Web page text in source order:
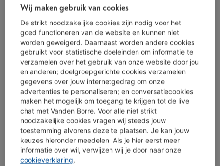
Opslagcapaciteit: 2 TB SSD
Morgen geleverd -Bekijk voorraad
€ 3.499,00
Koop nu
Vergelijken
APPLE MACBOOK PRO M5 PRO (2026) 14 INCH |
24 GB | 2TB | SPACE BLACK
Scherm: 14.2 inch, 3024 x 1964 pixels, Liquid
Retina XDR
Processor: Apple M5 Pro-CPU 15 - GPU 16 core
Opslagcapaciteit: 2 TB SSD
Morgen geleverd
Wij maken gebruik van cookies
De strikt noodzakelijke cookies zijn nodig voor het
goed functioneren van de website en kunnen niet
worden geweigerd. Daarnaast worden andere cookies
gebruikt voor statistische doeleinden om informatie te
verzamelen over het gebruik van onze website door jou
en anderen; doelgroepgerichte cookies verzamelen
gegevens over jouw internetgedrag om onze
advertenties te personaliseren; en conversatiecookies
maken het mogelijk om toegang te krijgen tot de live
chat met Vanden Borre. Voor alle niet strikt
noodzakelijke cookies vragen wij steeds jouw
toestemming alvorens deze te plaatsen. Je kan jouw
keuzes hieronder meedelen. Als je hier eerst meer
informatie over wil, verwijzen wij je door naar onze
cookieverklaring.